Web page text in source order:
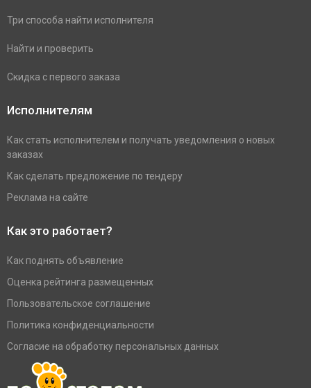
Три способа найти исполнителя
Найти и проверить
Скидка с первого заказа
Исполнителям
Как стать исполнителем и получать уведомления о новых
заказах
Как сделать предложение по тендеру
Реклама на сайте
Как это работает?
Как поднять объявление
Оценка рейтинга размещенных
Пользовательское соглашение
Политика конфиденциальности
Согласие на обработку персональных данных